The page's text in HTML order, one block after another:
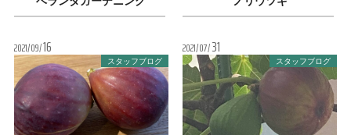
2021 09 16
スタッフブログ
2021 07 31
スタッフブログ